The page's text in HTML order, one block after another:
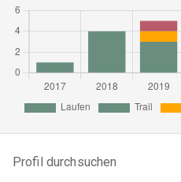
Profil durchsuchen